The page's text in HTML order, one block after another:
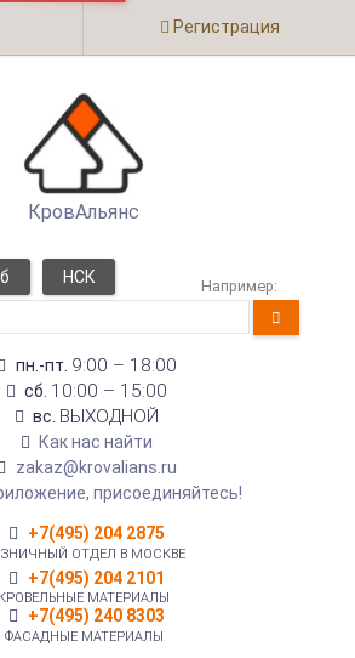
Регистрация
КровАльянс
НСК Например:
пн.-пт. 9:00 – 18:00
сб. 10:00 – 15:00
вс. ВЫХОДНОЙ
Как нас найти
zakaz@krovalians.ru
присоединяйтесь!
+7(495) 204 2875
ОТДЕЛ В МОСКВЕ
+7(495) 204 2101
КРОВЕЛЬНЫЕ МАТЕРИАЛЫ
+7(495) 240 8303
ФАСАДНЫЕ МАТЕРИАЛЫ